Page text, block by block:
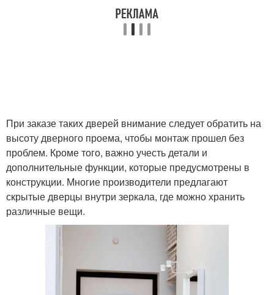
При заказе таких дверей внимание следует обратить на
высоту дверного проема, чтобы монтаж прошел без
проблем. Кроме того, важно учесть детали и
дополнительные функции, которые предусмотрены в
конструкции. Многие производители предлагают
скрытые дверцы внутри зеркала, где можно хранить
различные вещи.